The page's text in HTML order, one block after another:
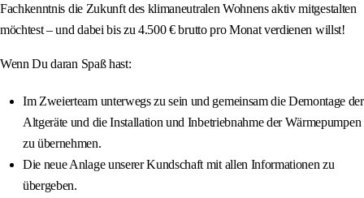
Fachkenntnis die Zukunft des klimaneutralen Wohnens aktiv mitgestalten
möchtest – und dabei bis zu 4.500 € brutto pro Monat verdienen willst!
Wenn Du daran Spaß hast:
Im Zweierteam unterwegs zu sein und gemeinsam die Demontage der
Altgeräte und die Installation und Inbetriebnahme der Wärmepumpen
zu übernehmen.
Die neue Anlage unserer Kundschaft mit allen Informationen zu
übergeben.